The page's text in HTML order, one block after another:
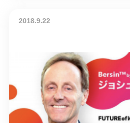
2018.9.22